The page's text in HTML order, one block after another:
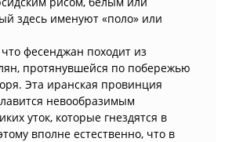
здесь именуют «поло» или
фесенджан походит из
протянувшейся по побережью
Эта иранская провинция
невообразимым
уток, которые гнездятся в
вполне естественно, что в